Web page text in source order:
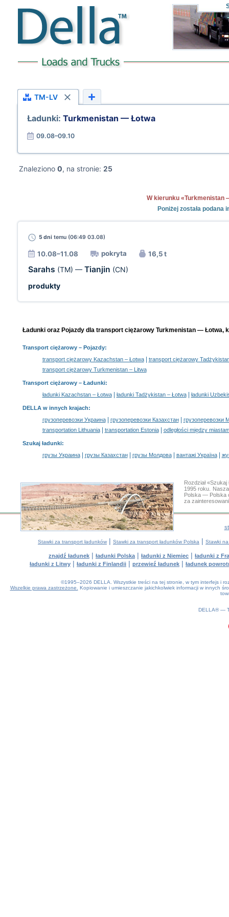
TM-LV
Ładunki: Turkmenistan — Łotwa
09.08–09.10
Znaleziono 0, na stronie: 25
W kierunku «Turkmenistan
Poniżej została
5 dni temu (06:49 03.08)
10.08–11.08 pokryta 16,5 t
Sarahs (TM) — Tianjin (CN)
produkty
Ładunki oraz Pojazdy dla transport ciężarowy Turkmenistan — Łotwa,
Transport ciężarowy– Pojazdy:
transport ciężarowy Kazachstan – Łotwa|
transport ciężarowy
transport ciężarowy Turkmenistan – Litwa
Transport ciężarowy – Ładunki:
ładunki Kazachstan – Łotwa| ładunki Tadżykistan – Łotwa| ładunki
DELLA w innych krajach:
грузоперевозки Украина| грузоперевозки Казахстан|
грузоперевозки
transportation Lithuania| transportation Estonia| odległości między
Szukaj ładunki:
грузы Украина| грузы Казахстан| грузы Молдова| вантажі Україна|
Rozdział
1995 roku.
Polska — Polska
za
Stawki za transport ładunków | Stawki za transport ładunków Polska | Stawki
znajdź ładunek | ładunki Polska | ładunki z Niemiec | ładunki z
ładunki z Litwy | ładunki z Finlandii | przewieź ładunek | ładunek
©1995–2026 DELLA. Wszystkie treści na tej stronie, w tym interfejs i
Wszelkie prawa zastrzeżone.
Kopiowanie i umieszczanie jakichkolwiek informacji w innych
DELLA® —